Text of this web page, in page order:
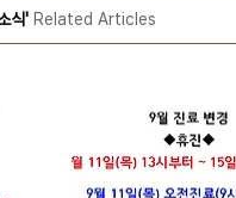
식'Related Articles